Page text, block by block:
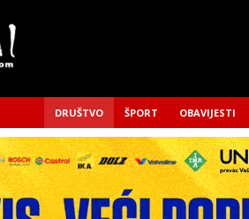
DRUŠTVO ŠPORT OBAVIJESTI